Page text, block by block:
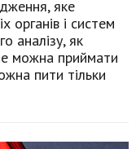
яке
органів і систем
аналізу, як
можна приймати
пити тільки